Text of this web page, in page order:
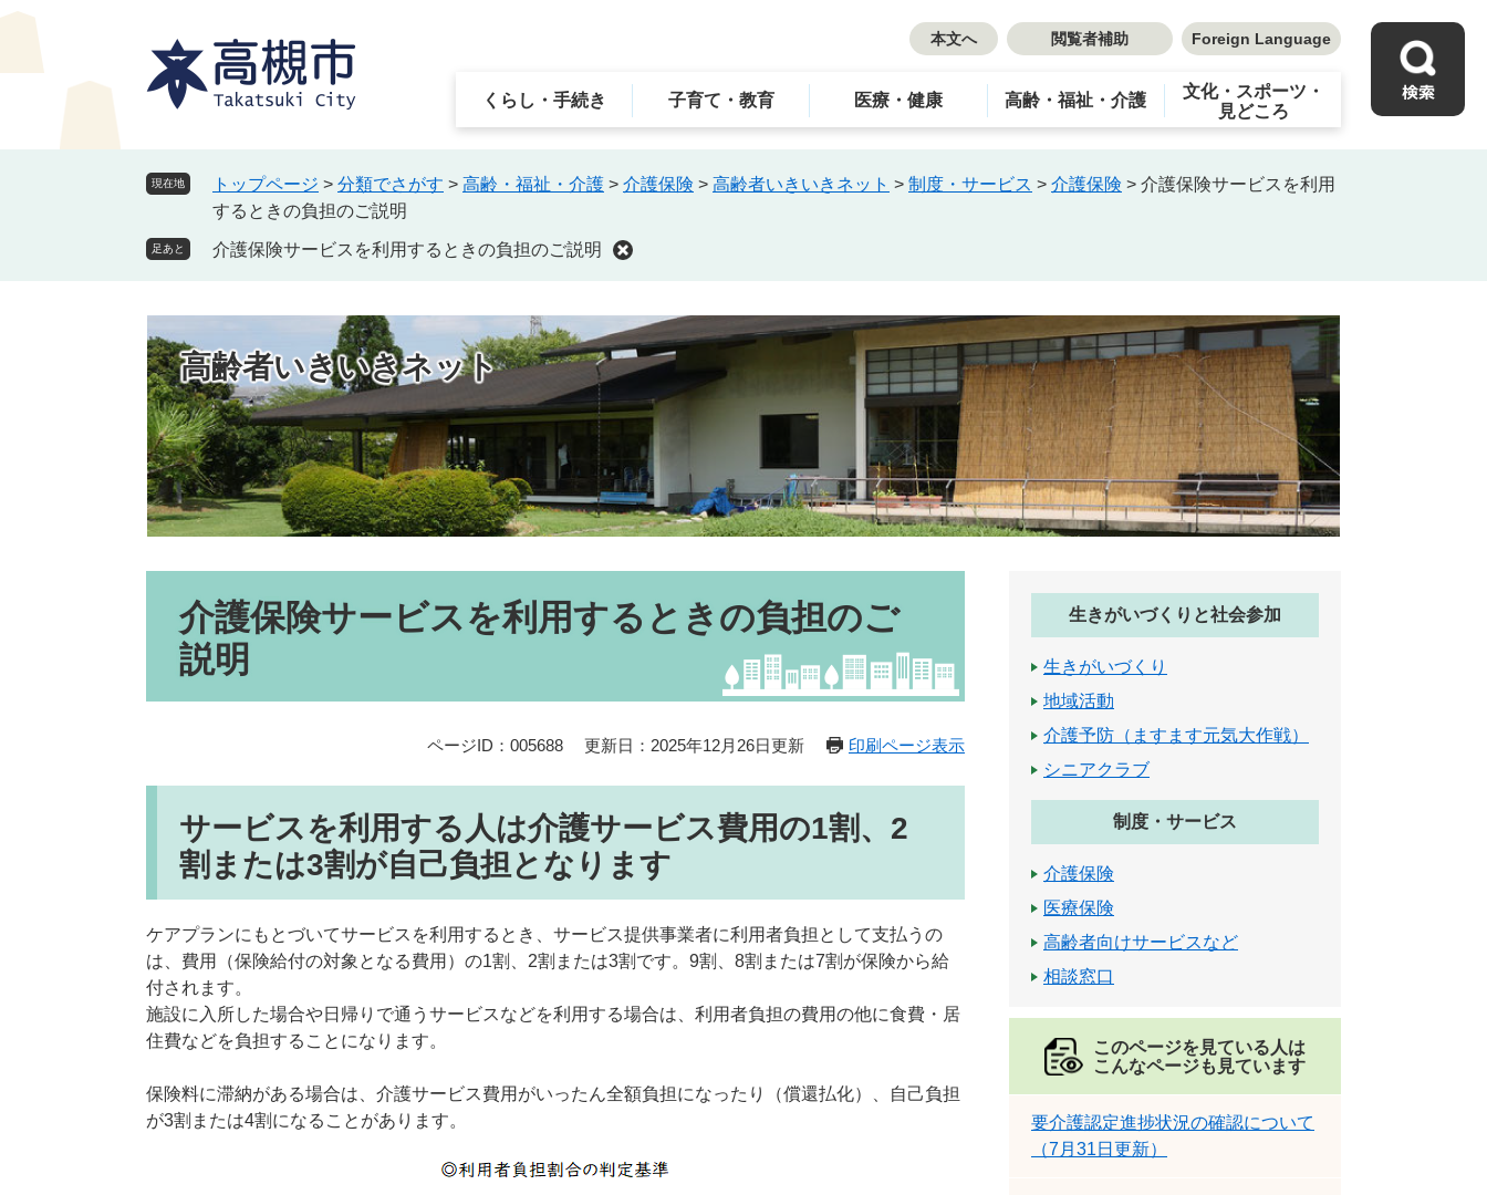
ペ
メ
本文へ 閲覧者補助 Foreign Language
くらし・手続き 子育て・教育 医療・健康 高齢・福祉・介護
文化・スポーツ・
見どころ
現在地 トップページ > 分類でさがす > 高齢・福祉・介護 > 介護保険 > 高齢者いきいきネット > 制度・サービス > 介護保険 > 介護保険サービスを利用
するときの負担のご説明
足あと 介護保険サービスを利用するときの負担のご説明
高齢者いきいきネット
介護保険サービスを利用するときの負担のご
説明
ページID：005688 更新日：2025年12月26日更新 印刷ページ表示
サービスを利用する人は介護サービス費用の1割、2
割または3割が自己負担となります
ケアプランにもとづいてサービスを利用するとき、サービス提供事業者に利用者負担として支払うの
は、費用（保険給付の対象となる費用）の1割、2割または3割です。9割、8割または7割が保険から給
付されます。
施設に入所した場合や日帰りで通うサービスなどを利用する場合は、利用者負担の費用の他に食費・居
住費などを負担することになります。
保険料に滞納がある場合は、介護サービス費用がいったん全額負担になったり（償還払化）、自己負担
が3割または4割になることがあります。
生きがいづくりと社会参加
生きがいづくり
地域活動
介護予防（ますます元気大作戦）
シニアクラブ
制度・サービス
介護保険
医療保険
高齢者向けサービスなど
相談窓口
このページを見ている人は
こんなページも見ています
要介護認定進捗状況の確認について
（7月31日更新）